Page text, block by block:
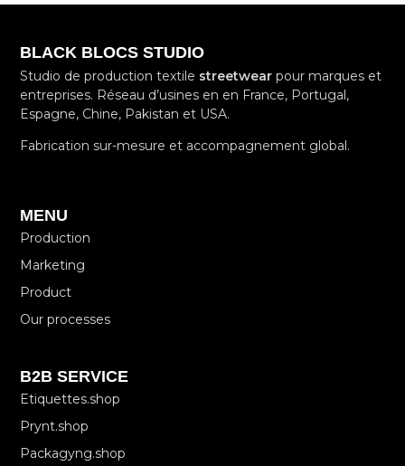
BLACK BLOCS STUDIO
Studio de production textile streetwear pour marques et
entreprises. Réseau d’usines en en France, Portugal,
Espagne, Chine, Pakistan et USA.
Fabrication sur-mesure et accompagnement global.
MENU
Production
Marketing
Product
Our processes
B2B SERVICE
Etiquettes.shop
Prynt.shop
Packagyng.shop